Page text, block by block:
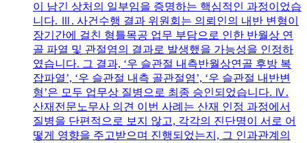
이 남긴 상처의 일부임을 증명하는 핵심적인 과정이었습
니다. Ⅲ. 사건수행 결과 위원회는 의뢰인의 내반 변형이
장기간에 걸친 형틀목공 업무 부담으로 인한 반월상 연
골 파열 및 관절염의 결과로 발생했을 가능성을 인정하
였습니다. 그 결과, ‘우 슬관절 내측반월상연골 후방 복
잡파열’, ‘우 슬관절 내측 골관절염’, ‘우 슬관절 내반변
형’은 모두 업무상 질병으로 최종 승인되었습니다. Ⅳ.
산재전문노무사 의견 이번 사례는 산재 인정 과정에서
질병을 단편적으로 보지 않고, 각각의 진단명이 서로 어
떻게 영향을 주고받으며 진행되었는지, 그 인과관계의